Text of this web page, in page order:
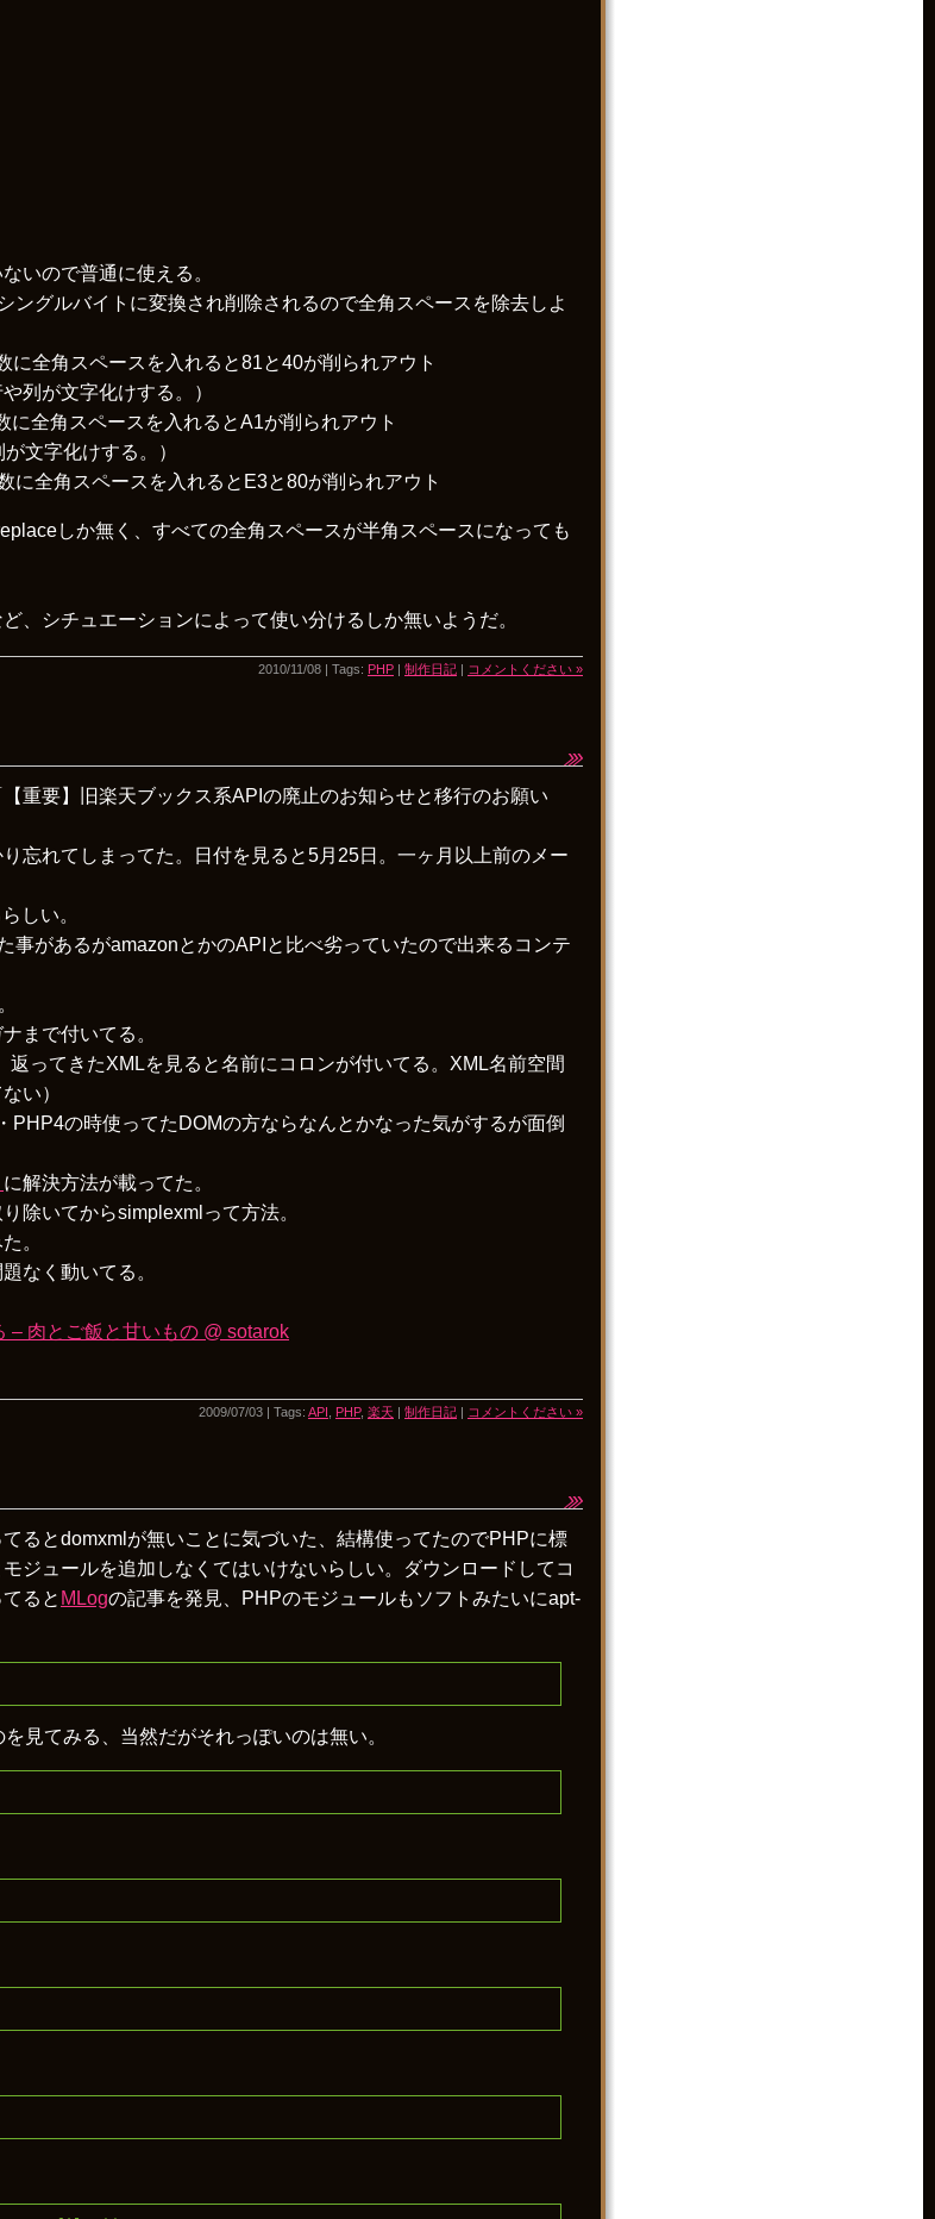
いので普通に使える。
ングルバイトに変換され削除されるので全角スペースを除去しよ
全角スペースを入れると81と40が削られアウト
列が文字化けする。）
全角スペースを入れるとA1が削られアウト
文字化けする。）
全角スペースを入れるとE3と80が削られアウト
しか無く、すべての全角スペースが半角スペースになっても
、シチュエーションによって使い分けるしか無いようだ。
2010/11/08 | Tags: PHP 制作日記 コメントください »
重要】旧楽天ブックス系APIの廃止のお知らせと移行のお願い
忘れてしまってた。日付を見ると5月25日。一ヶ月以上前のメー
しい。
事があるがamazonとかのAPIと比べ劣っていたので出来るコンテ
まで付いてる。
ってきたXMLを見ると名前にコロンが付いてる。XML名前空間
い）
の時使ってたDOMの方ならなんとかなった気がするが面倒
に解決方法が載ってた。
除いてからsimplexmlって方法。
。
なく動いてる。
– 肉とご飯と甘いもの @ sotarok
2009/07/03 | Tags: API PHP, 楽天 | 制作日記 | コメントください »
るとdomxmlが無いことに気づいた、結構使ってたのでPHPに標
ジュールを追加しなくてはいけないらしい。ダウンロードしてコ
ると MLogの記事を発見、PHPのモジュールもソフトみたいにapt-
見てみる、当然だがそれっぽいのは無い。